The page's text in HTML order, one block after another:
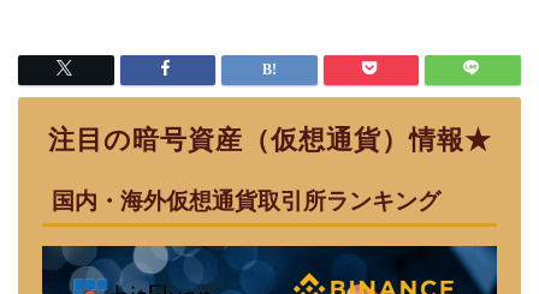
注目の暗号資産（仮想通貨）情報★
国内・海外仮想通貨取引所ランキング